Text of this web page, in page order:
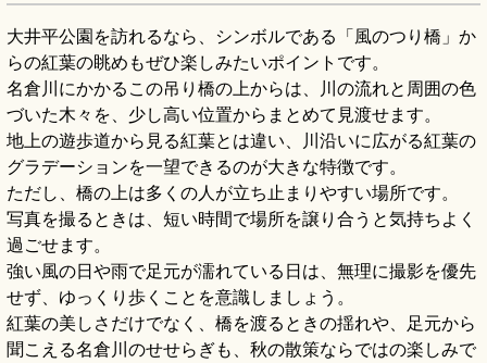
大井平公園を訪れるなら、シンボルである「風のつり橋」か
らの紅葉の眺めもぜひ楽しみたいポイントです。
名倉川にかかるこの吊り橋の上からは、川の流れと周囲の色
づいた木々を、少し高い位置からまとめて見渡せます。
地上の遊歩道から見る紅葉とは違い、川沿いに広がる紅葉の
グラデーションを一望できるのが大きな特徴です。
ただし、橋の上は多くの人が立ち止まりやすい場所です。
写真を撮るときは、短い時間で場所を譲り合うと気持ちよく
過ごせます。
強い風の日や雨で足元が濡れている日は、無理に撮影を優先
せず、ゆっくり歩くことを意識しましょう。
紅葉の美しさだけでなく、橋を渡るときの揺れや、足元から
聞こえる名倉川のせせらぎも、秋の散策ならではの楽しみで